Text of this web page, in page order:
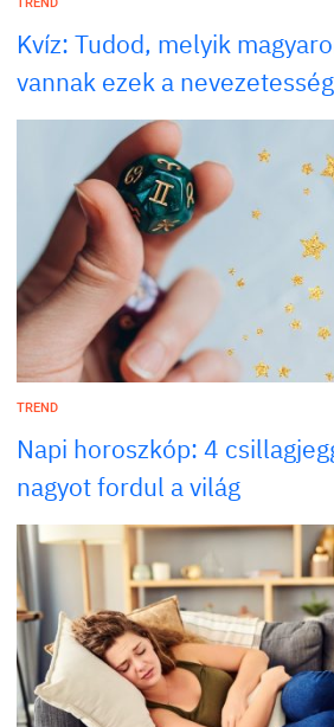
TREND
Kvíz: Tudod, melyik
vannak ezek a
TREND
Napi horoszkóp: 4
nagyot fordul a világ